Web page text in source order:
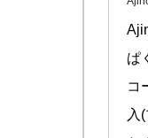
ぱ
コ
入